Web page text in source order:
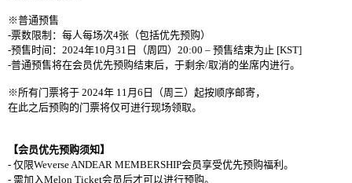
※普通预售
-票数限制： 每人每场次4张 （包括优先预购）
-预售时间 ： 2024年10 月 31 日（周四） 20:00 – 预售结束为 止 [KST]
-普通预售将在会员优先预购结束后，于剩余/取消的坐席内进行。
※所有门票将于 2024年 11 月 6 日（周三）起按 顺序邮寄，
在此之后预购的门票将仅可进行现场领取。
【会员优先预购须知】
- 仅 限Weverse ANDEAR MEMBERSHIP会员享受优先预购福利。
- 需加入Melon Ticket会员后才可以进行预购。